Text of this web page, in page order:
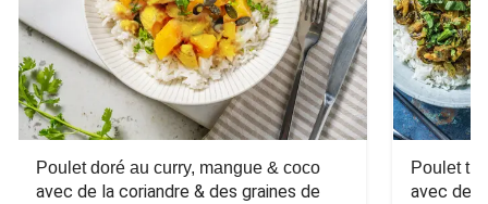
Poulet doré au curry, mangue & coco
avec de la coriandre & des graines de
Poulet
avec des